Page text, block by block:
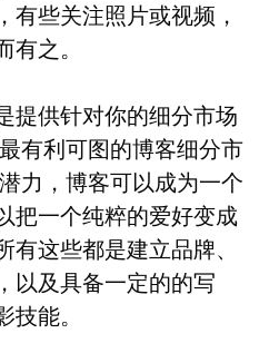
有些关注照片或视频，
之。
提供针对你的细分市场
有利可图的博客细分市
力，博客可以成为一个
把一个纯粹的爱好变成
这些都是建立品牌、
以及具备一定的的写
能。